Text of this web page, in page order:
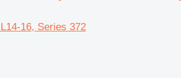
16, Series 372